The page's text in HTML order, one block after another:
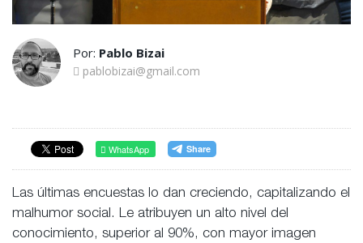
Por: Pablo Bizai
pablobizai@gmail.com
WhatsApp
Las últimas encuestas lo dan creciendo, capitalizando el
malhumor social. Le atribuyen un alto nivel del
conocimiento, superior al 90%, con mayor imagen